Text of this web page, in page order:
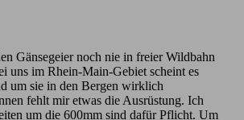
Gänsegeier noch nie in freier Wildbahn
uns im Rhein-Main-Gebiet scheint es
um sie in den Bergen wirklich
fehlt mir etwas die Ausrüstung. Ich
um die 600mm sind dafür Pflicht. Um